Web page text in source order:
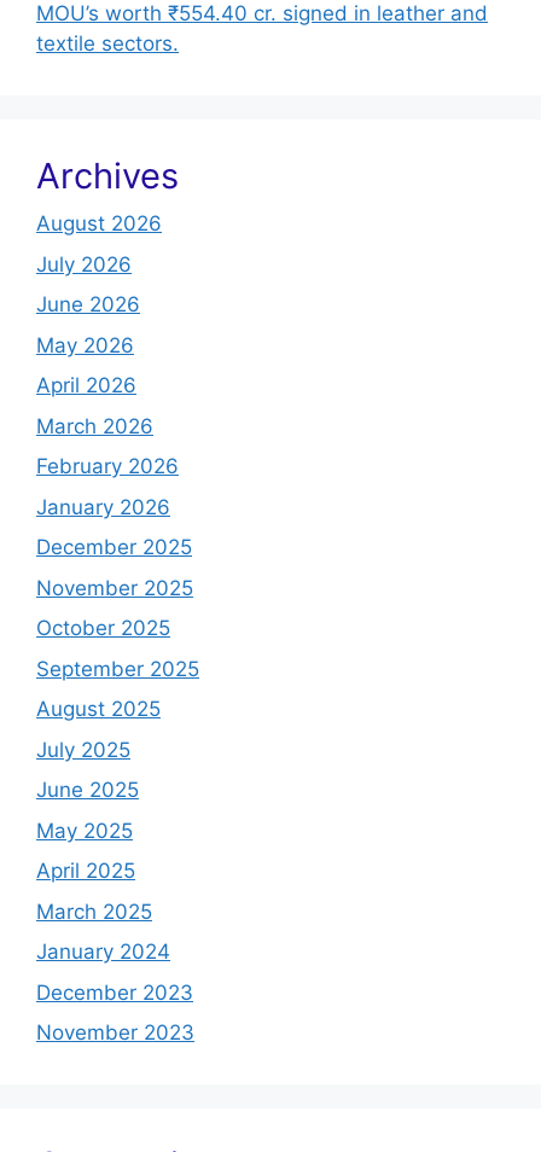
MOU’s worth ₹554.40 cr. signed in leather and
textile sectors.
Archives
August 2026
July 2026
June 2026
May 2026
April 2026
March 2026
February 2026
January 2026
December 2025
November 2025
October 2025
September 2025
August 2025
July 2025
June 2025
May 2025
April 2025
March 2025
January 2024
December 2023
November 2023